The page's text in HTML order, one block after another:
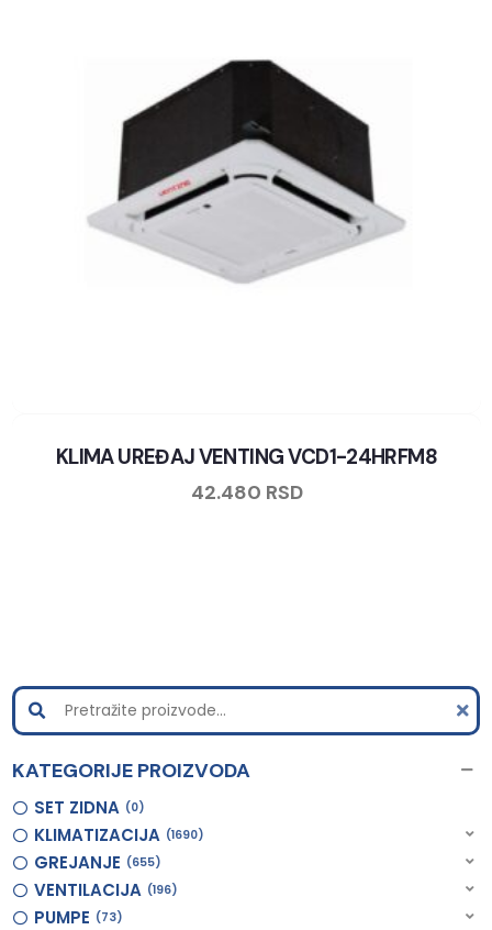
KLIMA UREĐAJ VENTING VCD1-24HRFM8
42.480 RSD
KATEGORIJE PROIZVODA
SET ZIDNA 0
KLIMATIZACIJA 1690
GREJANJE 655
VENTILACIJA 196
PUMPE 73